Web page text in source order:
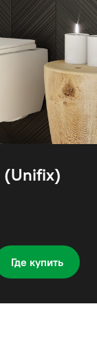
(Unifix)
Где купить